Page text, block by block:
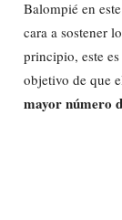
Balompié en
cara a sostener
principio, este
objetivo de que
mayor número